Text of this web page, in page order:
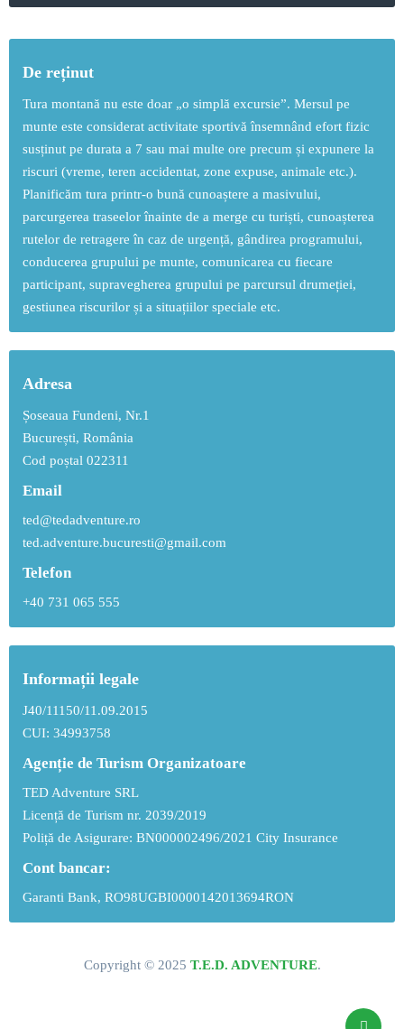
De reținut
Tura montană nu este doar „o simplă excursie”. Mersul pe
munte este considerat activitate sportivă însemnând efort fizic
susținut pe durata a 7 sau mai multe ore precum și expunere la
riscuri (vreme, teren accidentat, zone expuse, animale etc.).
Planificăm tura printr-o bună cunoaștere a masivului,
parcurgerea traseelor înainte de a merge cu turiști, cunoașterea
rutelor de retragere în caz de urgență, gândirea programului,
conducerea grupului pe munte, comunicarea cu fiecare
participant, supravegherea grupului pe parcursul drumeției,
gestiunea riscurilor și a situațiilor speciale etc.
Adresa
Șoseaua Fundeni, Nr.1
București, România
Cod poștal 022311
Email
ted@tedadventure.ro
ted.adventure.bucuresti@gmail.com
Telefon
+40 731 065 555
Informații legale
J40/11150/11.09.2015
CUI: 34993758
Agenție de Turism Organizatoare
TED Adventure SRL
Licență de Turism nr. 2039/2019
Poliță de Asigurare: BN000002496/2021 City Insurance
Cont bancar:
Garanti Bank, RO98UGBI0000142013694RON
Copyright © 2025 T.E.D. ADVENTURE.